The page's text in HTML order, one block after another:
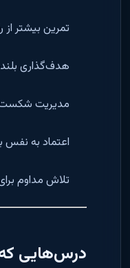
تمرین بیشتر از
هدف‌گذاری
مدیریت
اعتماد به نفس
تلاش مداوم
درس‌هایی